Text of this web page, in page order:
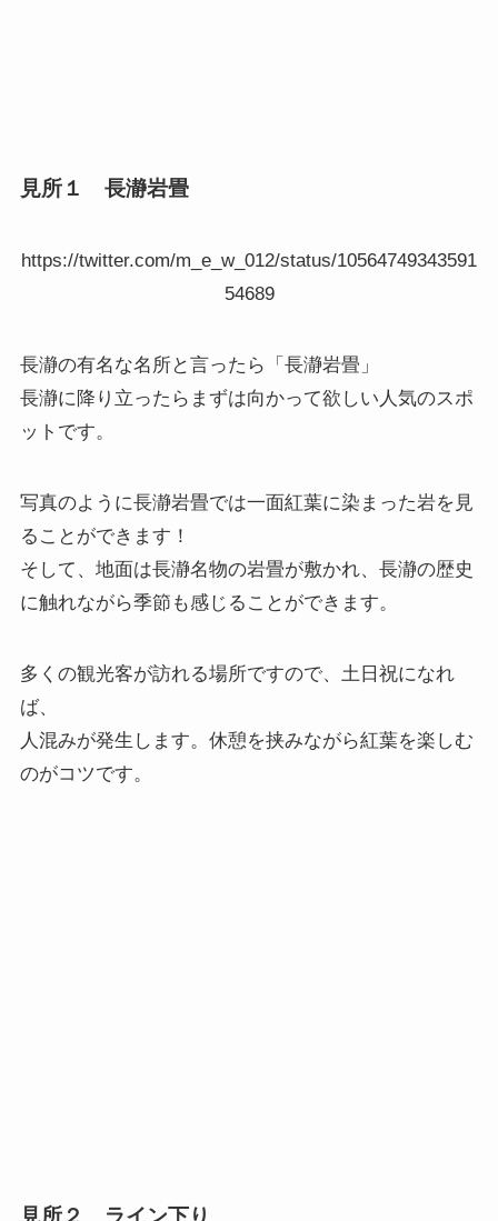
見所１ 長瀞岩畳
https://twitter.com/m_e_w_012/status/10564749343591
54689
長瀞の有名な名所と言ったら「長瀞岩畳」
長瀞に降り立ったらまずは向かって欲しい人気のスポ
ットです。
写真のように長瀞岩畳では一面紅葉に染まった岩を見
ることができます！
そして、地面は長瀞名物の岩畳が敷かれ、長瀞の歴史
に触れながら季節も感じることができます。
多くの観光客が訪れる場所ですので、土日祝になれ
ば、
人混みが発生します。休憩を挟みながら紅葉を楽しむ
のがコツです。